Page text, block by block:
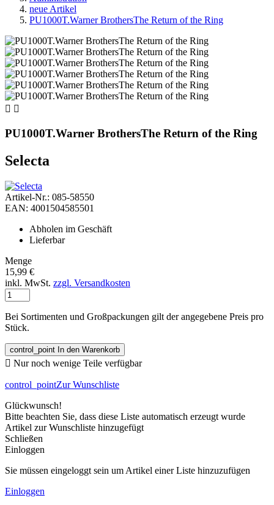
neue Artikel
PU1000T.Warner BrothersThe Return of the Ring
 
PU1000T.Warner BrothersThe Return of the Ring
Selecta
Artikel-Nr.: 085-58550
EAN: 4001504585501
Abholen im Geschäft
Lieferbar
Menge
15,99 €
inkl. MwSt. zzgl. Versandkosten
Bei Sortimenten und Großpackungen gilt der angegebene Preis pro
Stück.
control_point In den Warenkorb
 Nur noch wenige Teile verfügbar
control_pointZur Wunschliste
Glückwunsch!
Bitte beachten Sie, dass diese Liste automatisch erzeugt wurde
Artikel zur Wunschliste hinzugefügt
Schließen
Einloggen
Sie müssen eingeloggt sein um Artikel einer Liste hinzuzufügen
Einloggen